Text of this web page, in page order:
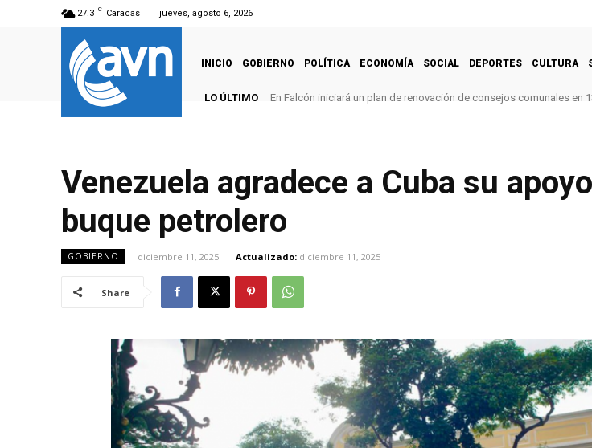
27.3 C Caracas jueves, agosto 6, 2026
INICIO GOBIERNO POLÍTICA ECONOMÍA SOCIAL DEPORTES CULTURA
LO ÚLTIMO En Falcón iniciará un plan de renovación de consejos comunales en
Venezuela agradece a Cuba su
buque petrolero
GOBIERNO diciembre 11, 2025 Actualizado: diciembre 11, 2025
Share